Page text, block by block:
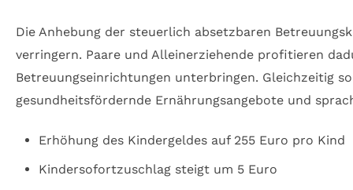
Die Anhebung der steuerlich absetzbaren
verringern. Paare und Alleinerziehende profitieren
Betreuungseinrichtungen unterbringen. Gleichzeitig
gesundheitsfördernde Ernährungsangebote und
Erhöhung des Kindergeldes auf 255 Euro pro Kind
Kindersofortzuschlag steigt um 5 Euro